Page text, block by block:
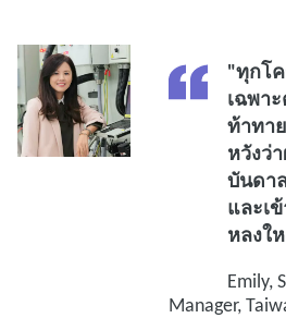
"ทุกโ
เฉพา
ท้าทา
หวังว่
บันดา
และเ
หลงใ
Emily,
Manager,